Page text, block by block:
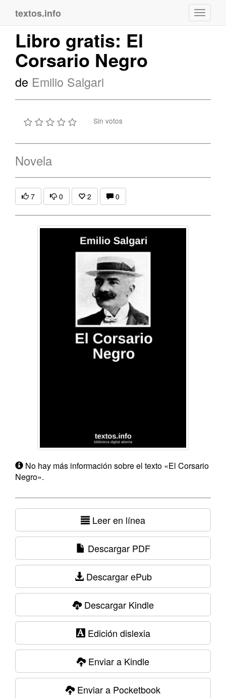
textos.info
Libro gratis: El
Corsario Negro
de Emilio Salgari
Sin votos
Novela
7 0 2 0
No hay más información sobre el texto «El Corsario
Negro».
Leer en línea
Descargar PDF
Descargar ePub
Descargar Kindle
Edición dislexia
Enviar a Kindle
Enviar a Pocketbook